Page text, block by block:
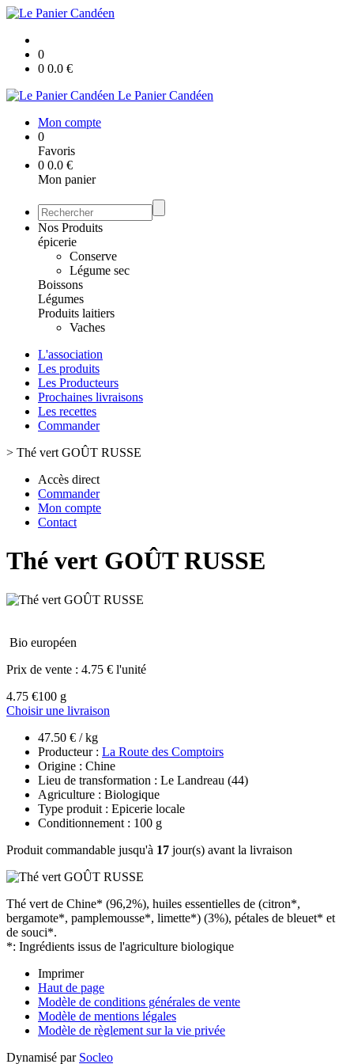
0
0 0.0 €
Le Panier Candéen
Mon compte
0
Favoris
0 0.0 €
Mon panier
Nos Produits
épicerie
Conserve
Légume sec
Boissons
Légumes
Produits laitiers
Vaches
L'association
Les produits
Les Producteurs
Prochaines livraisons
Les recettes
Commander
> Thé vert GOÛT RUSSE
Accès direct
Commander
Mon compte
Contact
Thé vert GOÛT RUSSE
Bio européen
Prix de vente : 4.75 € l'unité
4.75 €100 g
Choisir une livraison
47.50 € / kg
Producteur : La Route des Comptoirs
Origine : Chine
Lieu de transformation : Le Landreau (44)
Agriculture : Biologique
Type produit : Epicerie locale
Conditionnement : 100 g
Produit commandable jusqu'à 17 jour(s) avant la livraison
Thé vert de Chine* (96,2%), huiles essentielles de (citron*,
bergamote*, pamplemousse*, limette*) (3%), pétales de bleuet* et
de souci*.
*: Ingrédients issus de l'agriculture biologique
Imprimer
Haut de page
Modèle de conditions générales de vente
Modèle de mentions légales
Modèle de règlement sur la vie privée
Dynamisé par Socleo